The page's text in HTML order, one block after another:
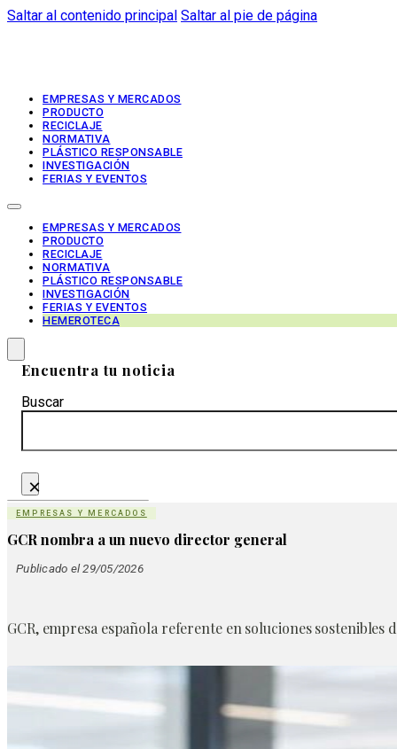
Saltar al contenido principal Saltar al pie de página
EMPRESAS Y MERCADOS
PRODUCTO
RECICLAJE
NORMATIVA
PLÁSTICO RESPONSABLE
INVESTIGACIÓN
FERIAS Y EVENTOS
EMPRESAS Y MERCADOS
PRODUCTO
RECICLAJE
NORMATIVA
PLÁSTICO RESPONSABLE
INVESTIGACIÓN
FERIAS Y EVENTOS
HEMEROTECA
Encuentra tu noticia
Buscar
×
EMPRESAS Y MERCADOS
GCR nombra a un nuevo director general
Publicado el 29/05/2026
GCR, empresa española referente en soluciones